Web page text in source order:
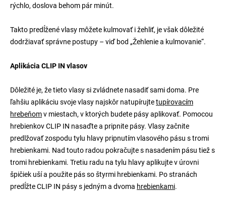
rýchlo, doslova behom pár minút.
Takto predĺžené vlasy môžete kulmovať i žehliť, je však dôležité
dodržiavať správne postupy – viď bod „Žehlenie a kulmovanie“.
Aplikácia CLIP IN vlasov
Dôležité je, že tieto vlasy si zvládnete nasadiť sami doma. Pre
ľahšiu aplikáciu svoje vlasy najskôr natupírujtetupírovacím
hrebeňomv miestach, v ktorých budete pásy aplikovať. Pomocou
hrebienkov CLIP IN nasaďte a pripnite pásy. Vlasy začnite
predlžovať zospodu tylu hlavy pripnutím vlasového pásu s tromi
hrebienkami. Nad touto radou pokračujte s nasadením pásu tiež s
tromi hrebienkami. Tretiu radu na tylu hlavy aplikujte v úrovni
špičiek uší a použite pás so štyrmi hrebienkami. Po stranách
predĺžte CLIP IN pásy s jedným a dvoma hrebienkami.
Hľadať